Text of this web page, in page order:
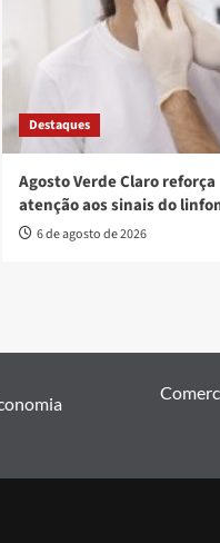
Destaques
Agosto Verde Claro reforça
atenção aos sinais do
6 de agosto de 2026